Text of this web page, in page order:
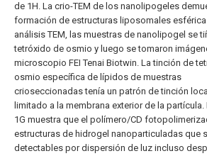
de 1H. La crio-TEM de los nanolipogeles
formación de estructuras liposomales
análisis TEM, las muestras de nanolipogel se
tetróxido de osmio y luego se tomaron
microscopio FEI Tenai Biotwin. La tinción de
osmio específica de lípidos de muestras
crioseccionadas tenía un patrón de tinción
limitado a la membrana exterior de la partícula.
1G muestra que el polímero/CD
estructuras de hidrogel nanoparticuladas que
detectables por dispersión de luz incluso